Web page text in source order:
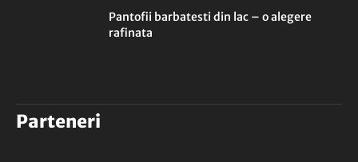
Pantofii barbatesti din lac – o alegere
rafinata
Parteneri